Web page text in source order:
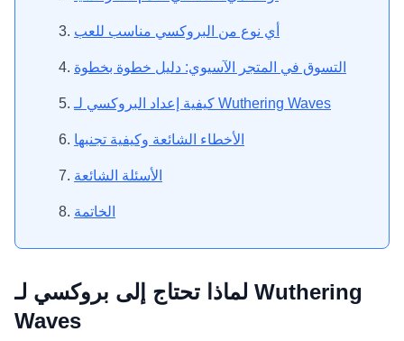
أي نوع من البروكسي مناسب للعب
التسوق في المتجر الآسيوي: دليل خطوة بخطوة
كيفية إعداد البروكسي لـ Wuthering Waves
الأخطاء الشائعة وكيفية تجنبها
الأسئلة الشائعة
الخاتمة
لماذا تحتاج إلى بروكسي لـ Wuthering
Waves